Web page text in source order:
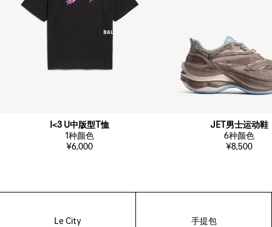
I<3 U中版型T恤
1种颜色
¥6,000
JET男士运动鞋
6种颜色
¥8,500
Le City 手提包